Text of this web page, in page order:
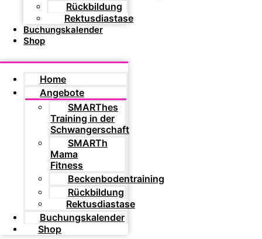
Rückbildung
Rektusdiastase
Buchungskalender
Shop
Home
Angebote
SMARThes
Training in der
Schwangerschaft
SMARTh
Mama
Fitness
Beckenbodentraining
Rückbildung
Rektusdiastase
Buchungskalender
Shop